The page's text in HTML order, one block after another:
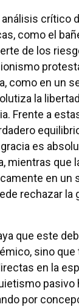
análisis crítico
como el
de los
como en un
la
Frente a
es
mientras que
en un
rechazar la
que este
sino que
en la
pasivo
por